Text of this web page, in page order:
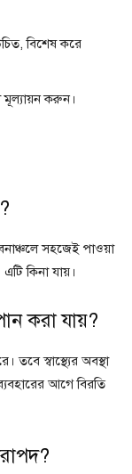
বিশেষ করে
মূল্যায়ন করুন।
সহজেই পাওয়া
কিনা যায়।
করা যায়?
স্বাস্থ্যের অবস্থা
আগে বিরতি